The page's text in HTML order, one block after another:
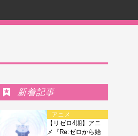
新着記事
アニメ
【リゼロ4期】アニ
メ『Re:ゼロから始